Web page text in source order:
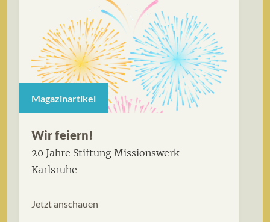
Magazinartikel
Wir feiern!
20 Jahre Stiftung Missionswerk
Karlsruhe
Jetzt anschauen